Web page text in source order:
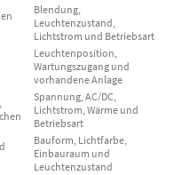
Blendung,
Leuchtenzustand,
Lichtstrom und Betriebsart
Leuchtenposition,
Wartungszugang und
vorhandene Anlage
Spannung, AC/DC,
Lichtstrom, Wärme und
Betriebsart
Bauform, Lichtfarbe,
Einbauraum und
Leuchtenzustand